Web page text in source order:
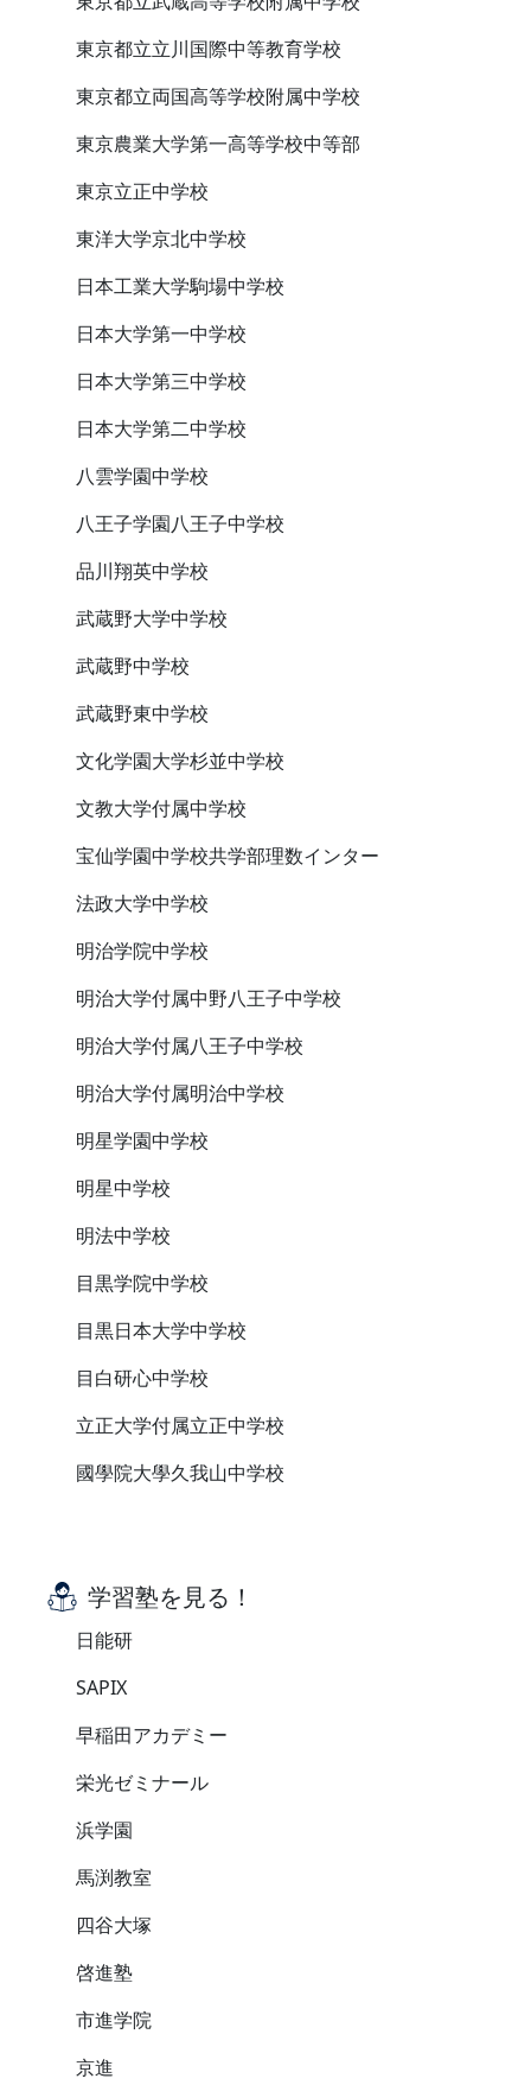
東京都立立川国際中等教育学校
東京都立両国高等学校附属中学校
東京農業大学第一高等学校中等部
東京立正中学校
東洋大学京北中学校
日本工業大学駒場中学校
日本大学第一中学校
日本大学第三中学校
日本大学第二中学校
八雲学園中学校
八王子学園八王子中学校
品川翔英中学校
武蔵野大学中学校
武蔵野中学校
武蔵野東中学校
文化学園大学杉並中学校
文教大学付属中学校
宝仙学園中学校共学部理数インター
法政大学中学校
明治学院中学校
明治大学付属中野八王子中学校
明治大学付属八王子中学校
明治大学付属明治中学校
明星学園中学校
明星中学校
明法中学校
目黒学院中学校
目黒日本大学中学校
目白研心中学校
立正大学付属立正中学校
國學院大學久我山中学校
学習塾を見る！
日能研
SAPIX
早稲田アカデミー
栄光ゼミナール
浜学園
馬渕教室
四谷大塚
啓進塾
市進学院
京進